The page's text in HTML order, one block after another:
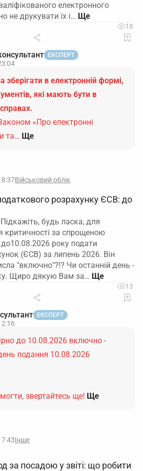
електронного
не друкувати їх і…
18
ЕКСПЕРТ
зберігати в електронній формі,
які мають бути в
«Про електронні
та… Ще
Військовий облік
розрахунку ЄСВ: до
будь ласка, для
критичності за спрощеною
року подати
(ЄСВ) за липень 2026. Він
"включно"?!? Чи останній день -
Щиро дякую Вам за…
13
ЕКСПЕРТ
до 10.08.2026 включно -
подання 10.08.2026
звертайтесь ще! Ще
Інше
за посадою у звіті: що робити